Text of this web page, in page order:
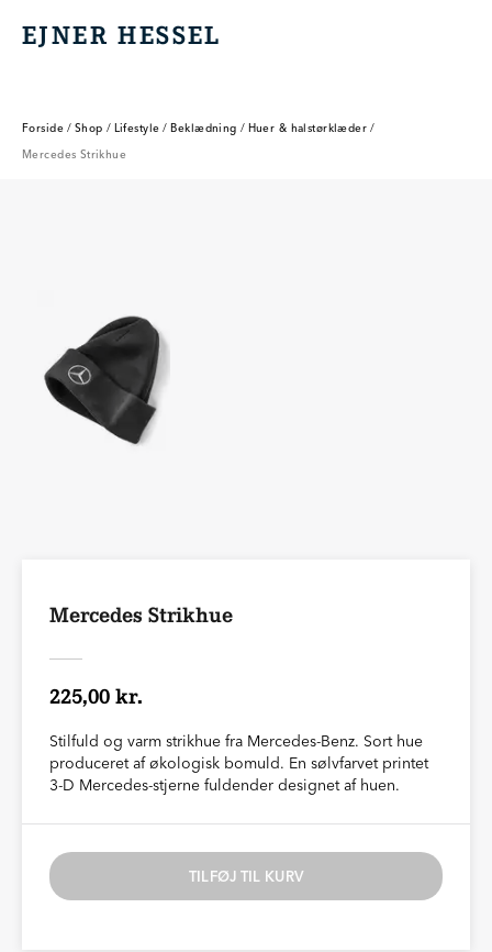
EJNER HESSEL
EJNER HESSEL
Forside / Shop / Lifestyle / Beklædning / Huer & halstørklæder /
Mercedes Strikhue
Mercedes Strikhue
225,00 kr.
Stilfuld og varm strikhue fra Mercedes-Benz. Sort hue
produceret af økologisk bomuld. En sølvfarvet printet
3-D Mercedes-stjerne fuldender designet af huen.
TILFØJ TIL KURV